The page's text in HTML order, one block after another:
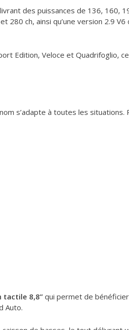
des puissances de 136, 160,
ch, ainsi qu’une version 2.9
Edition, Veloce et Quadrifoglio,
s’adapte à toutes les situations.
tactile 8,8’’ qui permet de
Auto.